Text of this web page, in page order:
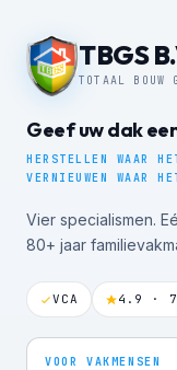
TBGS
TOTAAL BOUW
Geef uw dak
HERSTELLEN WAAR
VERNIEUWEN WAAR
Vier specialismen.
80+ jaar
VCA 4.9 ·
VOOR VAKMENSEN